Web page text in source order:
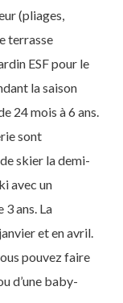
(pliages,
terrasse
ESF pour le
la saison
24 mois à 6 ans.
sont
skier la demi-
avec un
ans. La
et en avril.
pouvez faire
d’une baby-